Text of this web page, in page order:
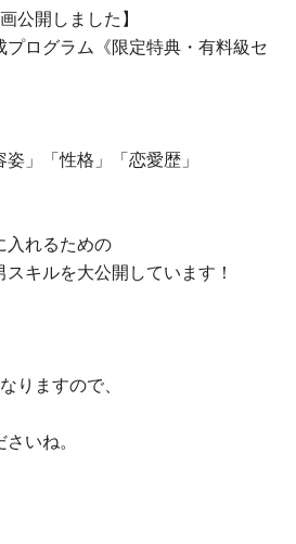
公開しました】
プログラム《限定特典・有料級セ
姿」「性格」「恋愛歴」
入れるための
スキルを大公開しています！
りますので、
いね。